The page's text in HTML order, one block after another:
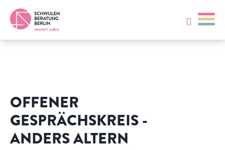
OFFENER
GESPRÄCHSKREIS -
ANDERS ALTERN